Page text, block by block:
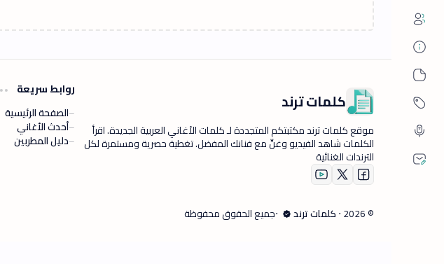
كلمات ترند
موقع كلمات ترند مكتبتكم المتجددة لـ كلمات الأغاني العربية الجديدة. اقرأ
الكلمات شاهد الفيديو وغنِّ مع فنانك المفضل. تغطية حصرية ومستمرة لكل
الترندات الغنائية
روابط سريعة
الصفحة الرئيسية
أحدث الأغاني
دليل المطربين
©
2026
‧كلمات ترند ‧جميع الحقوق محفوظة